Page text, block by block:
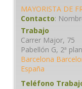
MAYORISTA DE
Contacto:
Trabajo
Carrer Major, 75
Pabellón G, 2ª
Barcelona
España
Teléfono